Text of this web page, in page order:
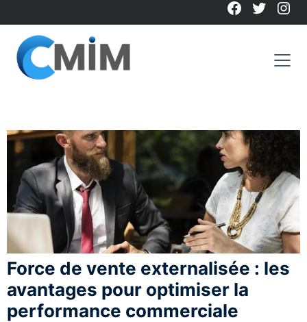
to
content
Facebook
Twitter
Force de vente externalisée : les
avantages pour optimiser la
performance commerciale